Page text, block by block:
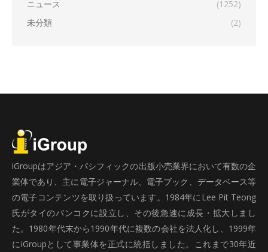
ニュース
(1252)
未分類
(2)
iGroupはアジア・パシフィックの出版小売業界において有数の企
業体であり、主に電子ジャーナル、電子ブック、データベース等
の電子コンテンツを取り扱っています。1984年にLee Pit Teong
氏がタイのバンコクに設立し、その後急速に成長・拡大しまし
た。1980年代末から1990年代に複数の会社を法人化し、1999年
にiGroupとして事業体を正式に統括しました。これまで30年近